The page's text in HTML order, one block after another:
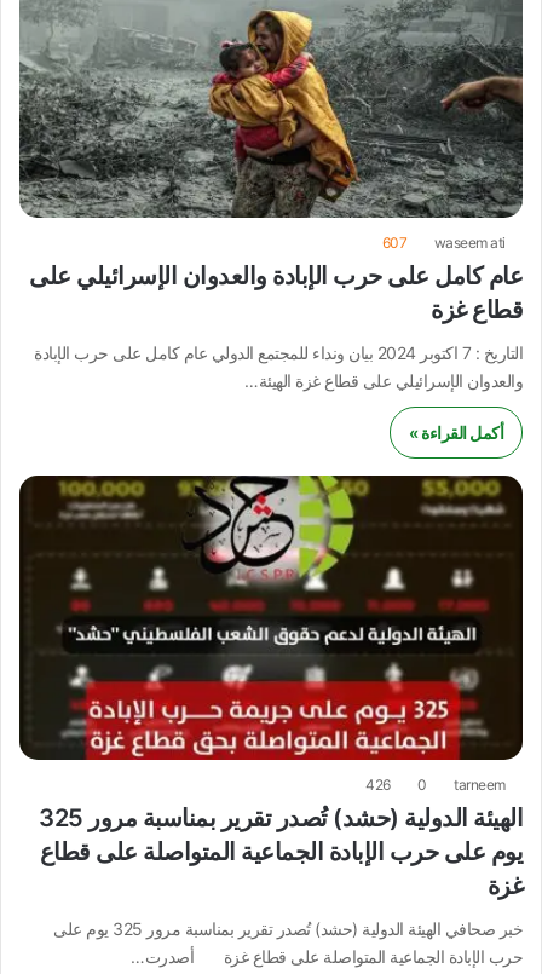
waseem ati
607
عام كامل على حرب الإبادة والعدوان الإسرائيلي على
قطاع غزة
التاريخ : 7 اكتوبر 2024 بيان ونداء للمجتمع الدولي عام كامل على حرب الإبادة
والعدوان الإسرائيلي على قطاع غزة الهيئة…
أكمل القراءة »
tarneem
0
426
الهيئة الدولية (حشد) تُصدر تقرير بمناسبة مرور 325
يوم على حرب الإبادة الجماعية المتواصلة على قطاع
غزة
خبر صحافي الهيئة الدولية (حشد) تُصدر تقرير بمناسبة مرور 325 يوم على
حرب الإبادة الجماعية المتواصلة على قطاع غزة أصدرت…